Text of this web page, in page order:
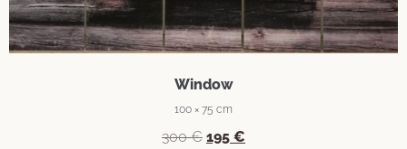
Window
100 × 75 cm
300€ 195 €